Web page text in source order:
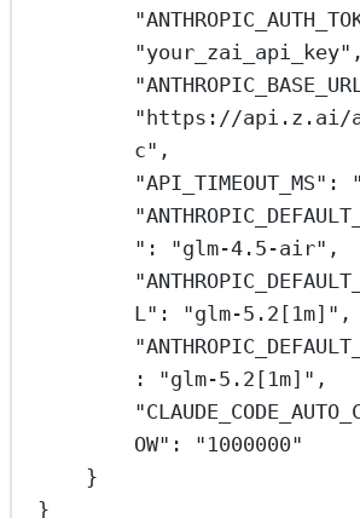
"your_zai_api_key",
"https://api.z.ai/
c",
"API_TIMEOUT_MS":
": "glm-4.5-air",
L": "glm-5.2[1m]",
: "glm-5.2[1m]",
OW": "1000000"
}
}